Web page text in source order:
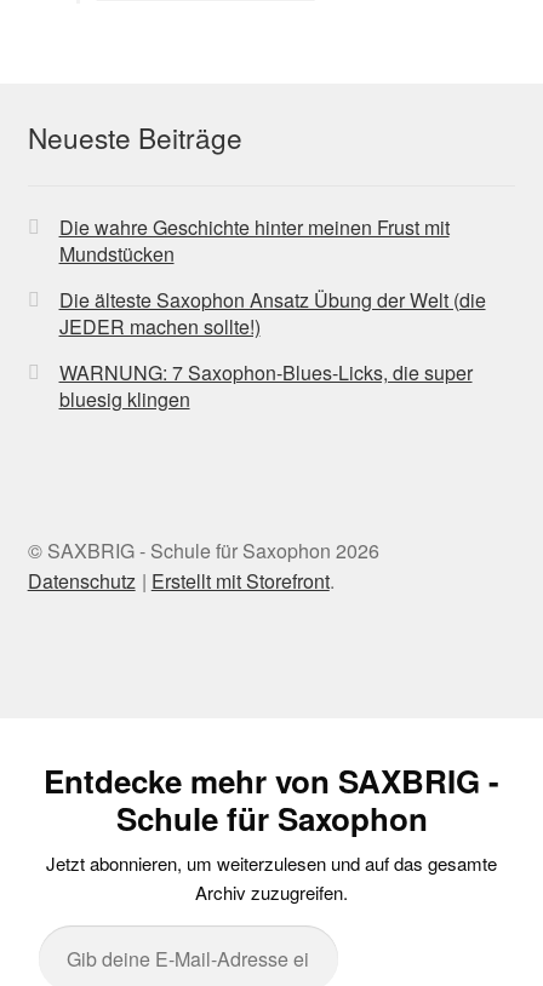
Neueste Beiträge
Die wahre Geschichte hinter meinen Frust mit
Mundstücken
Die älteste Saxophon Ansatz Übung der Welt (die
JEDER machen sollte!)
WARNUNG: 7 Saxophon-Blues-Licks, die super
bluesig klingen
© SAXBRIG - Schule für Saxophon 2026
Datenschutz
Erstellt mit Storefront.
Entdecke mehr von SAXBRIG -
Schule für Saxophon
Jetzt abonnieren, um weiterzulesen und auf das gesamte
Archiv zuzugreifen.
Gib
deine